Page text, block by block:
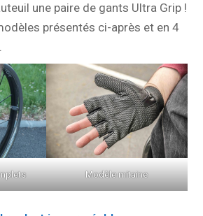
une paire de gants Ultra Grip !
présentés ci-après et en 4
Modèle mitaine